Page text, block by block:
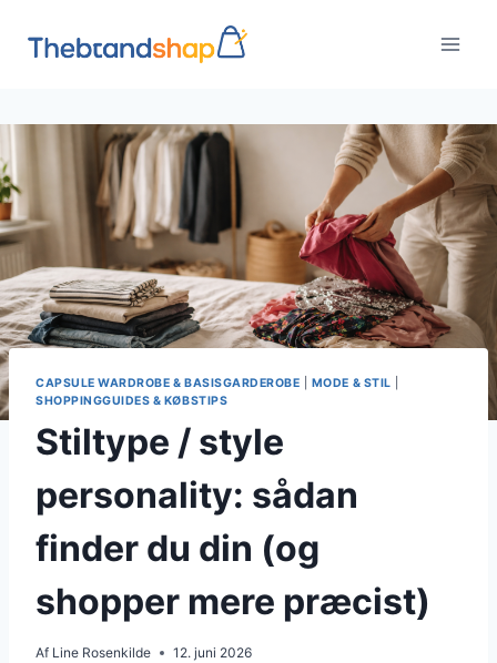
indhold
CAPSULE WARDROBE & BASISGARDEROBE MODE & STIL
SHOPPINGGUIDES & KØBSTIPS
Stiltype / style
personality: sådan
finder du din (og
shopper mere præcist)
Af Line Rosenkilde 12. juni 2026